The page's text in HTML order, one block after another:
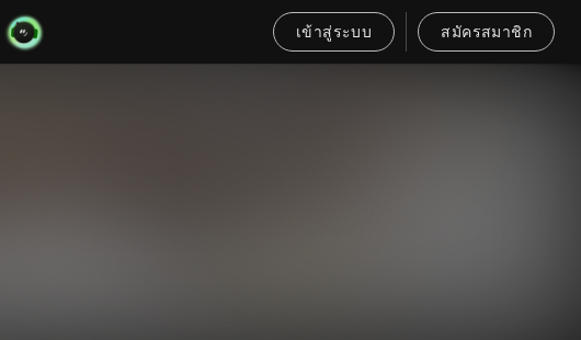
เข้าสู่ระบบ สมัครสมาชิก